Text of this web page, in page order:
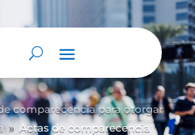
comparecencia para otorgar
9 Actas de comparecencia